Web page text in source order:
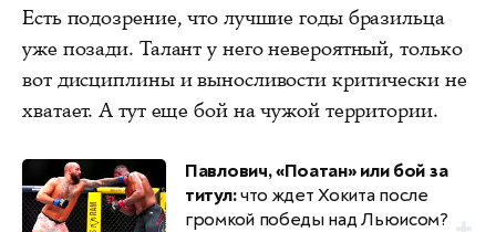
Есть подозрение, что лучшие годы бразильца
уже позади. Талант у него невероятный, только
вот дисциплины и выносливости критически не
хватает. А тут еще бой на чужой территории.
Павлович, «Поатан» или бой за
титул:что ждет Хокита после
громкой победы над Льюисом?